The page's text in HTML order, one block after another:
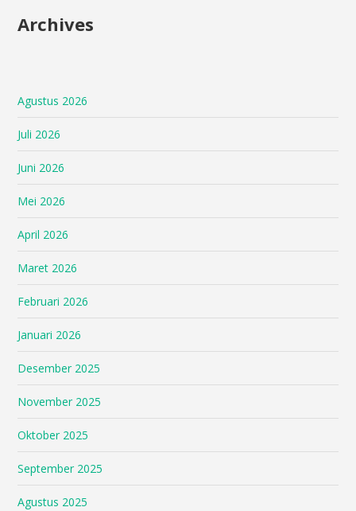
Archives
Agustus 2026
Juli 2026
Juni 2026
Mei 2026
April 2026
Maret 2026
Februari 2026
Januari 2026
Desember 2025
November 2025
Oktober 2025
September 2025
Agustus 2025